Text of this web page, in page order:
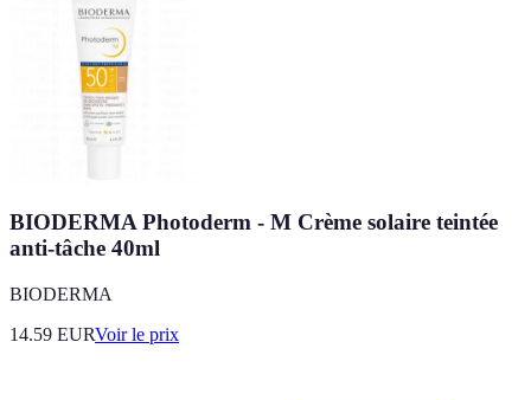
BIODERMA Photoderm - M Crème solaire teintée
anti-tâche 40ml
BIODERMA
14.59 EURVoir le prix